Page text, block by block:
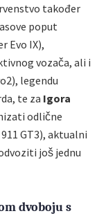
također
poput
Evo IX),
vozača, ali i
legendu
te za Igora
odlične
GT3), aktualni
još jednu
dvoboju s